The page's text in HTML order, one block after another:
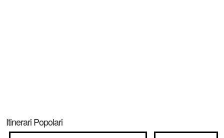
Itinerari Popolari